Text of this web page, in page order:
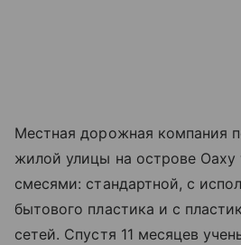
Местная дорожная компания
жилой улицы на острове
смесями: стандартной, с
бытового пластика и с
сетей. Спустя 11 месяцев